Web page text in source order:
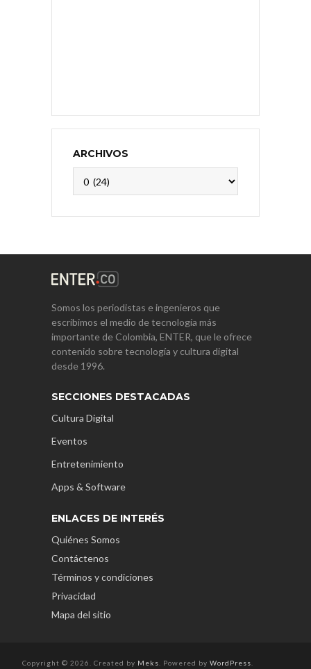
ARCHIVOS
Somos los periodistas e ingenieros que
escribimos el medio de tecnología más
importante de Colombia, ENTER, que le ofrece
contenido sobre tecnología y cultura digital
desde 1996.
SECCIONES DESTACADAS
Cultura Digital
Eventos
Entretenimiento
Apps & Software
ENLACES DE INTERÉS
Quiénes Somos
Contáctenos
Términos y condiciones
Privacidad
Mapa del sitio
Copyright © 2026. Created by Meks . Powered by WordPress